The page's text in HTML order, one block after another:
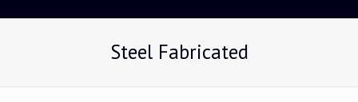
Steel Fabricated